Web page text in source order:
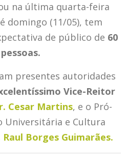
na última quarta-feira
domingo (11/05), tem
de público de 60
presentes autoridades
Vice-Reitor
Cesar Martins, e o Pró-
Universitária e Cultura
Borges Guimarães.